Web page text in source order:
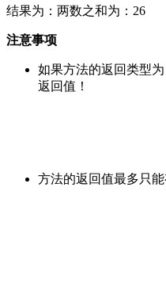
结果为：两数之和为：26
注意事项
如果方法的返回类型
返回值！
方法的返回值最多只